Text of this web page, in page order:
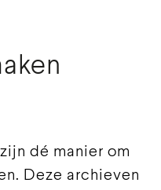
dé manier om
Deze archieven